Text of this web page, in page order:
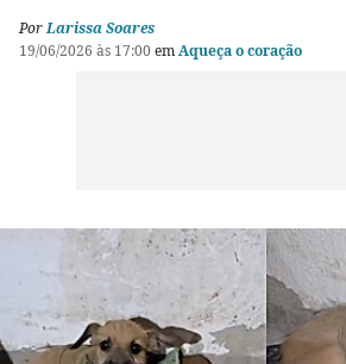
PorLarissa Soares
19/06/2026 às 17:00 emAqueça o coração